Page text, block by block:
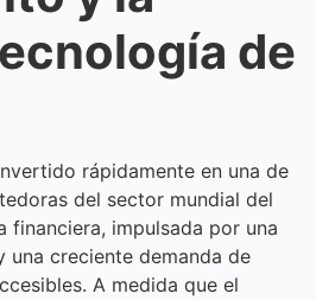
de
rápidamente en una de
del sector mundial del
impulsada por una
creciente demanda de
A medida que el